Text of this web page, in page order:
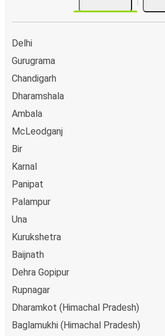
Delhi
Gurugrama
Chandigarh
Dharamshala
Ambala
McLeodganj
Bir
Karnal
Panipat
Palampur
Una
Kurukshetra
Baijnath
Dehra Gopipur
Rupnagar
Dharamkot (Himachal Pradesh)
Baglamukhi (Himachal Pradesh)